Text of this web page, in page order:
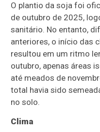
O plantio da soja foi
de outubro de 2025,
sanitário. No entanto,
anteriores, o início das
resultou em um ritmo
outubro, apenas áreas
até meados de
total havia sido
no solo.
Clima